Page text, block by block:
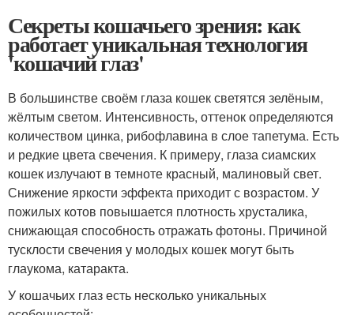
Секреты кошачьего зрения: как
работает уникальная технология
'кошачий глаз'
В большинстве своём глаза кошек светятся зелёным,
жёлтым светом. Интенсивность, оттенок определяются
количеством цинка, рибофлавина в слое тапетума. Есть
и редкие цвета свечения. К примеру, глаза сиамских
кошек излучают в темноте красный, малиновый свет.
Снижение яркости эффекта приходит с возрастом. У
пожилых котов повышается плотность хрусталика,
снижающая способность отражать фотоны. Причиной
тусклости свечения у молодых кошек могут быть
глаукома, катаракта.
У кошачьих глаз есть несколько уникальных